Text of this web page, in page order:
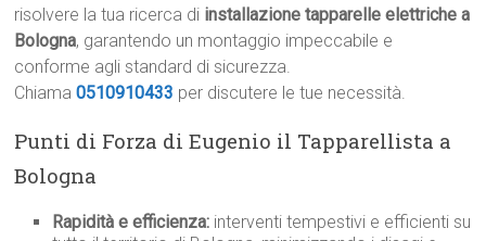
risolvere la tua ricerca di installazione tapparelle elettriche a
Bologna, garantendo un montaggio impeccabile e
conforme agli standard di sicurezza.
Chiama0510910433 per discutere le tue necessità.
Punti di Forza di Eugenio il Tapparellista a
Bologna
Rapidità e efficienza: interventi tempestivi e efficienti su